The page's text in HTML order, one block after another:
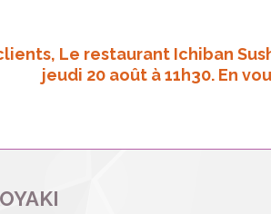
Le restaurant Ichiban
jeudi 20 août à 11h30. En